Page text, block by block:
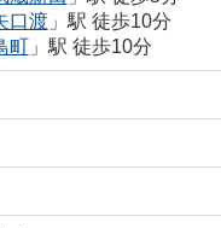
口渡」駅 徒歩10分
町」駅 徒歩10分